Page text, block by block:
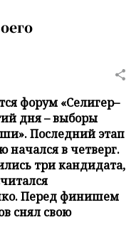
форум «Селигер–
дня – выборы
Последний этап
начался в четверг.
три кандидата,
Перед финишем
снял свою